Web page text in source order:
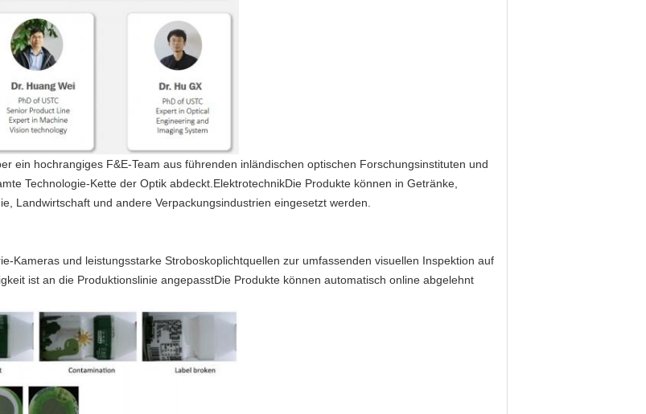
ein hochrangiges F&E-Team aus führenden inländischen optischen Forschungsinstituten und
Technologie-Kette der Optik abdeckt.ElektrotechnikDie Produkte können in Getränke,
Landwirtschaft und andere Verpackungsindustrien eingesetzt werden.
Kameras und leistungsstarke Stroboskoplichtquellen zur umfassenden visuellen Inspektion auf
ist an die Produktionslinie angepasstDie Produkte können automatisch online abgelehnt